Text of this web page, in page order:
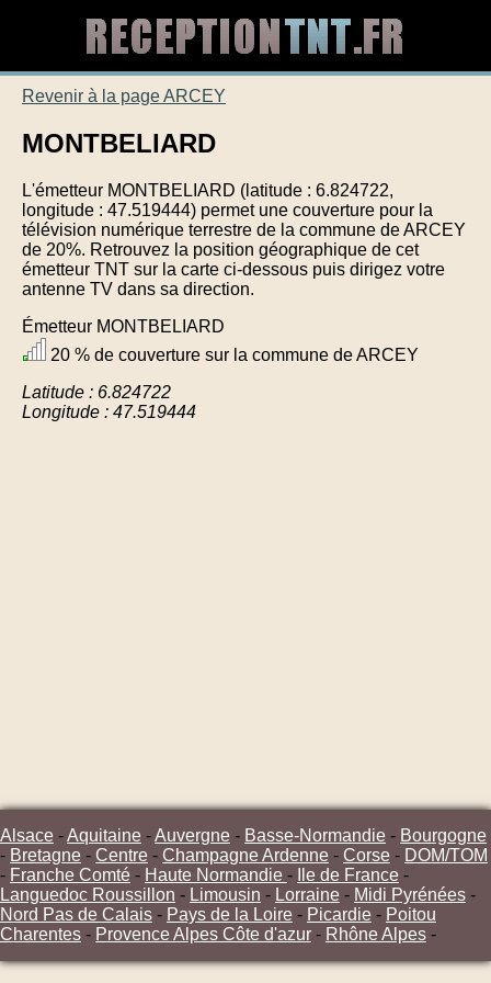
Revenir à la page ARCEY
MONTBELIARD
L'émetteur MONTBELIARD (latitude : 6.824722,
longitude : 47.519444) permet une couverture pour la
télévision numérique terrestre de la commune de ARCEY
de 20%. Retrouvez la position géographique de cet
émetteur TNT sur la carte ci-dessous puis dirigez votre
antenne TV dans sa direction.
Émetteur MONTBELIARD
20 % de couverture sur la commune de ARCEY
Latitude : 6.824722
Longitude : 47.519444
Alsace -Aquitaine -Auvergne - Basse-Normandie - Bourgogne
- Bretagne - Centre - Champagne Ardenne - Corse - DOM/TOM
- Franche Comté - Haute Normandie - Ile de France -
Languedoc Roussillon - Limousin - Lorraine - Midi Pyrénées -
Nord Pas de Calais - Pays de la Loire - Picardie - Poitou
Charentes - Provence Alpes Côte d'azur - Rhône Alpes -